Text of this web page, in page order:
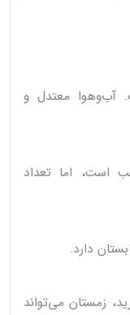
آب‌وهوا معتدل و
است، اما تعداد
دارد.
زمستان می‌تواند